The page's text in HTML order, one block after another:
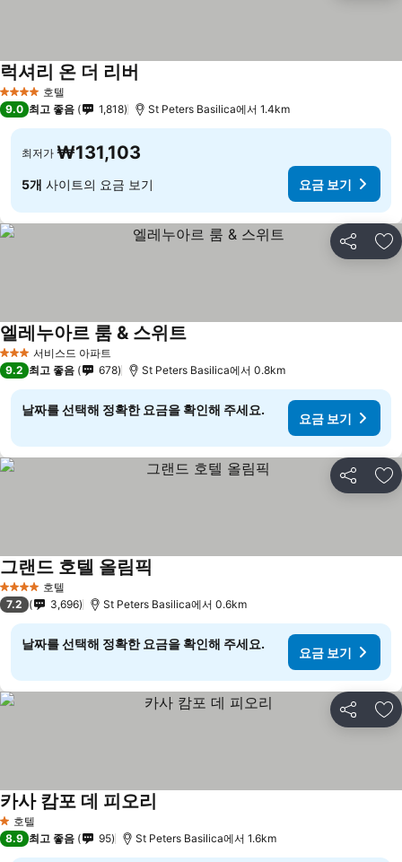
4 성급 호텔
럭셔리 온 더 리버
9.0 최고 좋음 1,818 St Peters Basilica에서 1.4km
최저가 ₩131,103
5개 사이트의 요금 보기 요금 보기
공유 즐
3 성급 서비스드 아파트
엘레누아르 룸 & 스위트
9.2 최고 좋음 678 St Peters Basilica에서 0.8km
날짜를 선택해 정확한 요금을 확인해 주세요.
요금 보기
공유 즐
4 성급 호텔
그랜드 호텔 올림픽
7.2 3,696 St Peters Basilica에서 0.6km
날짜를 선택해 정확한 요금을 확인해 주세요.
요금 보기
공유 즐
1 성급
호텔
카사 캄포 데 피오리
8.9 최고 좋음 95 St Peters Basilica에서 1.6km